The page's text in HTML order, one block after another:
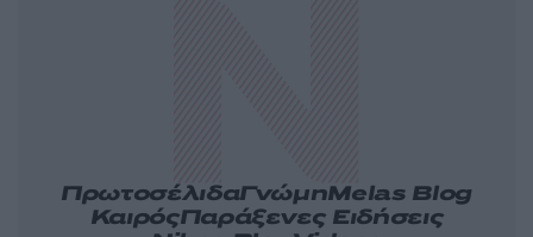
ΠρωτοσέλιδαΓνώμηMelas Blog
ΚαιρόςΠαράξενες Ειδήσεις